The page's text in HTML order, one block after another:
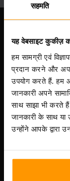
सहमति
यह वेबसाइट कुकीज़
हम सामग्री एवं
प्रदान करने और
उपयोग करते हैं. हम
जानकारी अपने
साथ साझा भी करते
जानकारी के साथ
उन्होंने आपके द्वारा
Scalable
पंजीकरण कोड:
VAT संख्या:
पता: Harju
Vesivärava tn 50-